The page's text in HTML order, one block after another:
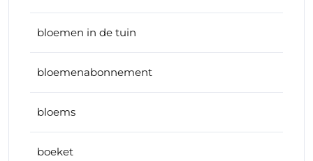
bloemen in de tuin
bloemenabonnement
bloems
boeket